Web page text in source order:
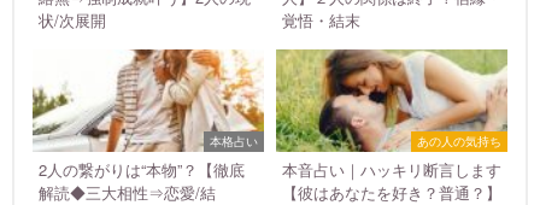
状/次展開
覚悟・結末
本格占い
2人の繋がりは“本物”？【徹底
解読◆三大相性⇒恋愛/結
あの人の気持ち
本音占い｜ハッキリ断言します
【彼はあなたを好き？普通？】